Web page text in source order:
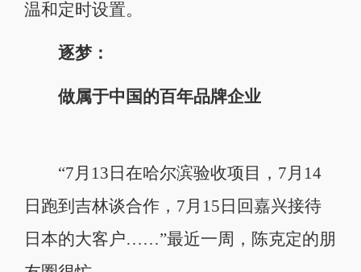
温和定时设置。
逐梦：
做属于中国的百年品牌企业
“7月13日在哈尔滨验收项目，7月14
日跑到吉林谈合作，7月15日回嘉兴接待
日本的大客户……”最近一周，陈克定的朋